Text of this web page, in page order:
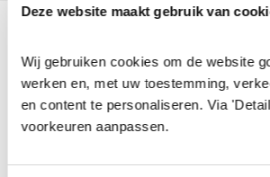
Deze website maakt gebruik van
Wij gebruiken cookies om de website
werken en, met uw toestemming,
en content te personaliseren. Via
voorkeuren aanpassen.
2 filialen in Amsterdam
Bezoek onze showrooms
Beste prijs garantie